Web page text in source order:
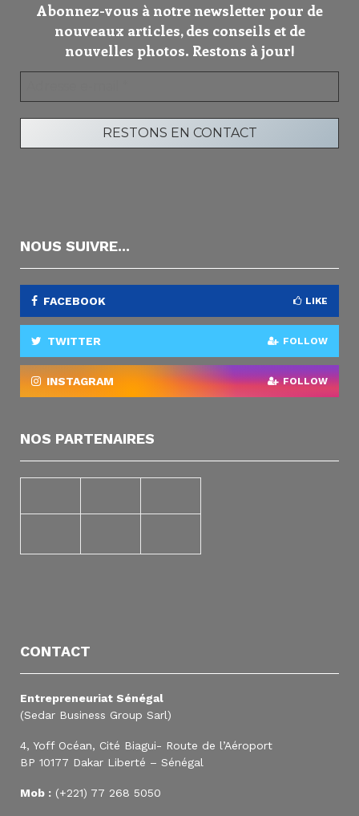
Abonnez-vous à notre newsletter pour de
nouveaux articles, des conseils et de
nouvelles photos. Restons à jour!
NOUS SUIVRE...
FACEBOOK LIKE
TWITTER FOLLOW
INSTAGRAM FOLLOW
NOS PARTENAIRES
CONTACT
Entrepreneuriat Sénégal
(Sedar Business Group Sarl)
4, Yoff Océan, Cité Biagui- Route de l’Aéroport
BP 10177 Dakar Liberté – Sénégal
Mob : (+221) 77 268 5050